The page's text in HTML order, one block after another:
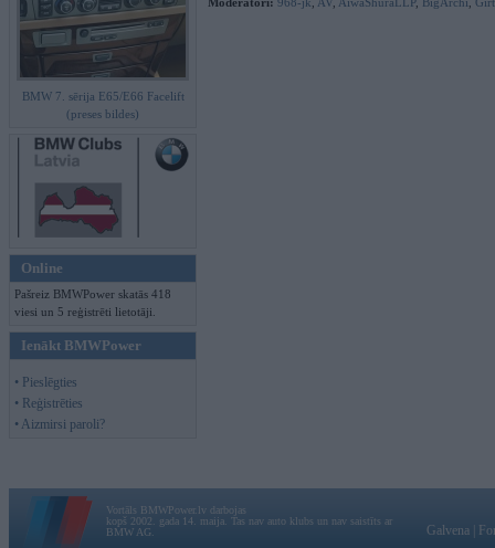
BMW 7. sērija E65/E66 Facelift
(preses bildes)
Online
Pašreiz BMWPower skatās 418
viesi un 5 reģistrēti lietotāji.
Ienākt BMWPower
• Pieslēgties
• Reģistrēties
• Aizmirsi paroli?
Vortāls BMWPower.lv darbojas
kopš 2002. gada 14. maija. Tas nav auto klubs un nav saistīts ar
BMW AG.
Galvena